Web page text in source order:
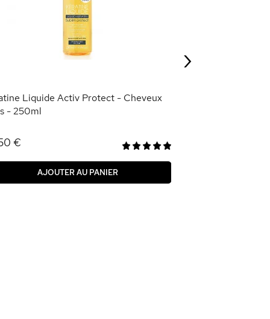
Liquide Activ Protect - Cheveux
- 250ml
€
AJOUTER AU PANIER
›